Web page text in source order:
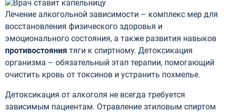
Лечение алкогольной зависимости – комплекс мер для
восстановления физического здоровья и
эмоционального состояния, а также развития навыков
противостояния тяги к спиртному. Детоксикация
организма – обязательный этап терапии, помогающий
очистить кровь от токсинов и устранить похмелье.
Детоксикация от алкоголя не всегда требуется
зависимым пациентам. Отравление этиловым спиртом